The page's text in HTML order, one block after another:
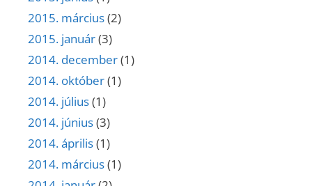
2015. március(2)
2015. január(3)
2014. december(1)
2014. október(1)
2014. július(1)
2014. június(3)
2014. április(1)
2014. március(1)